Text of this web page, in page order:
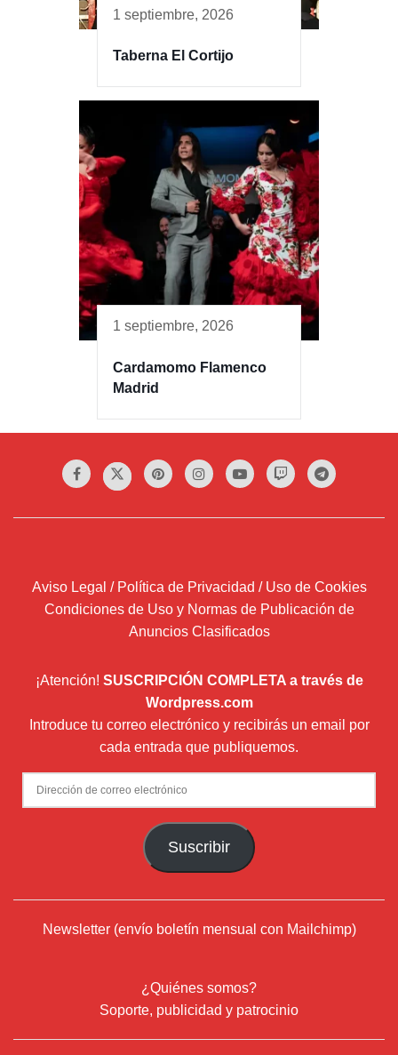
1 septiembre, 2026
Taberna El Cortijo
1 septiembre, 2026
Cardamomo Flamenco
Madrid
Aviso Legal / Política de Privacidad / Uso de Cookies
Condiciones de Uso y Normas de Publicación de
Anuncios Clasificados
¡Atención! SUSCRIPCIÓN COMPLETA a través de
Wordpress.com
Introduce tu correo electrónico y recibirás un email por
cada entrada que publiquemos.
Dirección
de
Suscribir
Newsletter (envío boletín mensual con Mailchimp)
¿Quiénes somos?
Soporte, publicidad y patrocinio